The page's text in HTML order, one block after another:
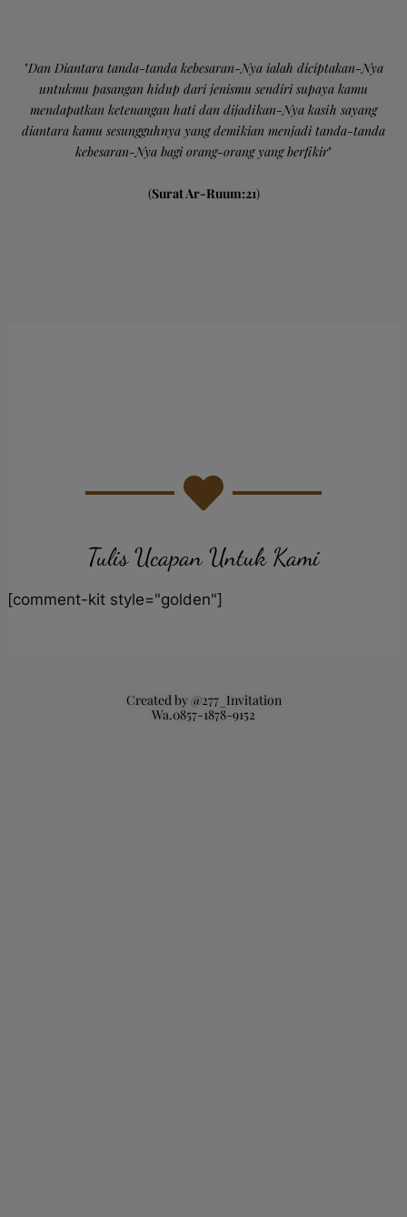
"Dan Diantara tanda-tanda kebesaran-Nya ialah diciptakan-Nya
untukmu pasangan hidup dari jenismu sendiri supaya kamu
mendapatkan ketenangan hati dan dijadikan-Nya kasih sayang
diantara kamu sesungguhnya yang demikian menjadi tanda-tanda
kebesaran-Nya bagi orang-orang yang berfikir"
(Surat Ar-Ruum:21)
Tulis Ucapan Untuk Kami
[comment-kit style="golden"]
Created by @277_Invitation
Wa.0857-1878-9152